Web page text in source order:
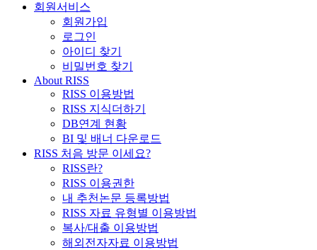
회원서비스
회원가입
로그인
아이디 찾기
비밀번호 찾기
About RISS
RISS 이용방법
RISS 지식더하기
DB연계 현황
BI 및 배너 다운로드
RISS 처음 방문 이세요?
RISS란?
RISS 이용권한
내 추천논문 등록방법
RISS 자료 유형별 이용방법
복사/대출 이용방법
해외전자자료 이용방법